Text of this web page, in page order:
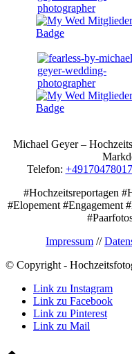
Michael Geyer –
Telefon:
#Hochzeitsreportagen
#Elopement #Engagement
Impressum //
© Copyright -
Link zu Instagram
Link zu Facebook
Link zu Pinterest
Link zu Mail